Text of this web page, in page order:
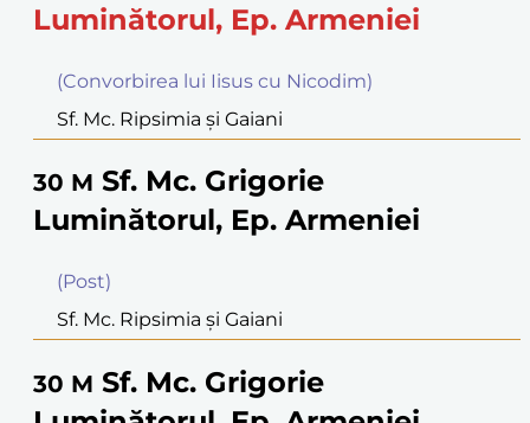
Luminătorul, Ep. Armeniei
(Convorbirea lui Iisus cu Nicodim)
Sf. Mc. Ripsimia şi Gaiani
30 M Sf. Mc. Grigorie
Luminătorul, Ep. Armeniei
(Post)
Sf. Mc. Ripsimia şi Gaiani
30 M Sf. Mc. Grigorie